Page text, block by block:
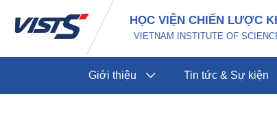
HỌC VIỆN CHIẾN LƯỢC
VIETNAM INSTITUTE OF
Giới thiệu Tin tức & Sự kiện
hướng